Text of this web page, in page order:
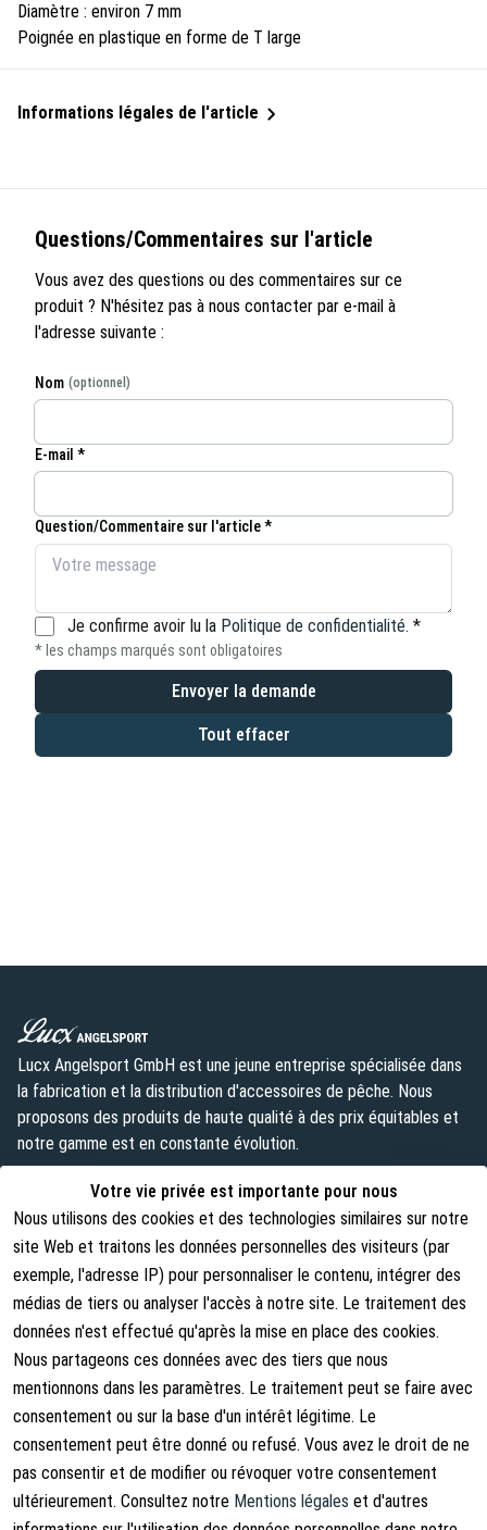
Diamètre : environ 7 mm
Poignée en plastique en forme de T large
Informations légales de l'article
Questions/Commentaires sur l'article
Vous avez des questions ou des commentaires sur ce
produit ? N'hésitez pas à nous contacter par e-mail à
l'adresse suivante :
Nom (optionnel)
E-mail *
Question/Commentaire sur l'article *
Je confirme avoir lu la Politique de confidentialité. *
* les champs marqués sont obligatoires
Tout effacer
Envoyer la demande
Votre vie privée est importante pour nous
Nous utilisons des cookies et des technologies similaires sur notre
site Web et traitons les données personnelles des visiteurs (par
exemple, l'adresse IP) pour personnaliser le contenu, intégrer des
médias de tiers ou analyser l'accès à notre site. Le traitement des
données n'est effectué qu'après la mise en place des cookies.
Nous partageons ces données avec des tiers que nous
mentionnons dans les paramètres. Le traitement peut se faire avec
consentement ou sur la base d'un intérêt légitime. Le
consentement peut être donné ou refusé. Vous avez le droit de ne
pas consentir et de modifier ou révoquer votre consentement
ultérieurement. Consultez notre Mentions légales et d'autres
Lucx Angelsport GmbH est une jeune entreprise spécialisée dans
la fabrication et la distribution d'accessoires de pêche. Nous
proposons des produits de haute qualité à des prix équitables et
notre gamme est en constante évolution.
Mentions légales
Conditions générales
Droits d'annulation
Rétracter le contrat
Politique de confidentialité
À propos de nous
À propos de nous
Contact
Shipping Information